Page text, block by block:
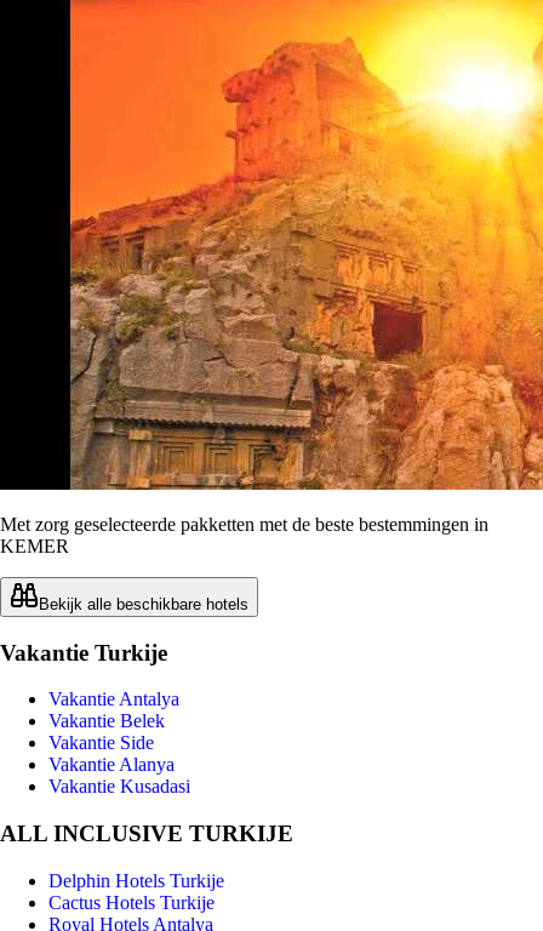
Met zorg geselecteerde pakketten met de beste bestemmingen in
KEMER
Bekijk alle beschikbare hotels
Vakantie Turkije
Vakantie Antalya
Vakantie Belek
Vakantie Side
Vakantie Alanya
Vakantie Kusadasi
ALL INCLUSIVE TURKIJE
Delphin Hotels Turkije
Cactus Hotels Turkije
Royal Hotels Antalya